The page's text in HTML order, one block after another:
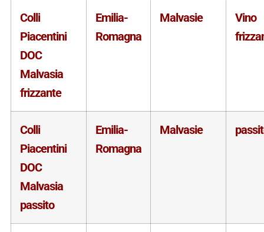
Colli
Piacentini
DOC
Malvasia
frizzante
Emilia-
Romagna
Malvasie
Vino
Colli
Piacentini
DOC
Malvasia
passito
Emilia-
Romagna
Malvasie